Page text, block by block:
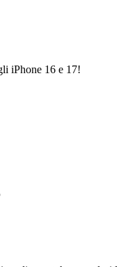
iPhone 16 e 17!